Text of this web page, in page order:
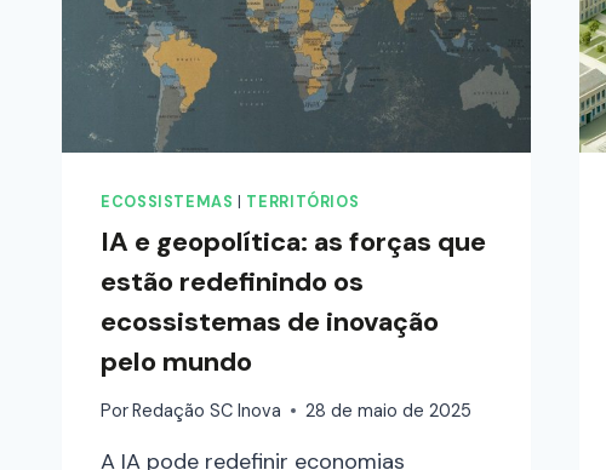
ECOSSISTEMAS TERRITÓRIOS
IA e geopolítica: as forças que
estão redefinindo os
ecossistemas de inovação
pelo mundo
PorRedação SC Inova 28 de maio de 2025
A IA pode redefinir economias